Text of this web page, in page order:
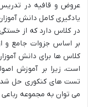
عروض و قافیه در تدریس
یادگیری کامل دانش
در کلاس دارد که از
بر اساس جزوات جامع و
کلاس ها برای دانش
است، زیرا بر آموزش
تست های کنکوری حل
می توان به مجموعه